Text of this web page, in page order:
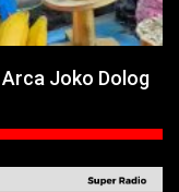
Joko Dolog